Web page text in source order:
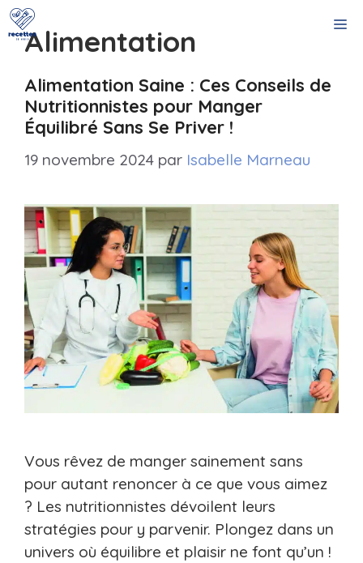
Aller
au
contenu
Alimentation
Alimentation Saine : Ces Conseils de
Nutritionnistes pour Manger
Équilibré Sans Se Priver !
19 novembre 2024 par Isabelle Marneau
Vous rêvez de manger sainement sans
pour autant renoncer à ce que vous aimez
? Les nutritionnistes dévoilent leurs
stratégies pour y parvenir. Plongez dans un
univers où équilibre et plaisir ne font qu’un !